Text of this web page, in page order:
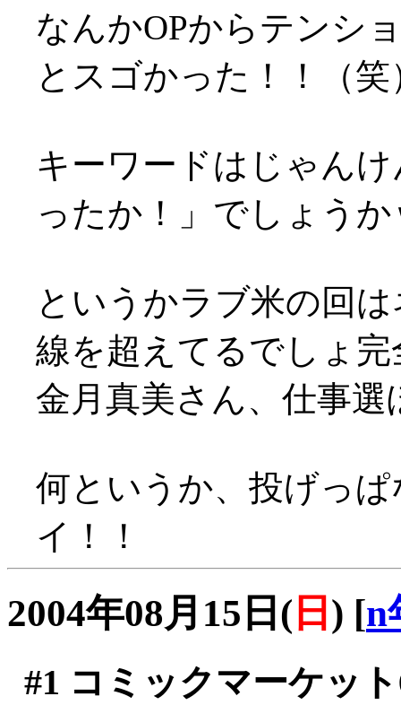
なんかOPからテンシ
とスゴかった！！（笑
キーワードはじゃん
ったか！」でしょうか
というかラブ米の回
線を超えてるでしょ完
金月真美さん、仕事選
何というか、投げっ
イ！！
2004年08月15日( 日 ) [n
#1 コミックマーケッ